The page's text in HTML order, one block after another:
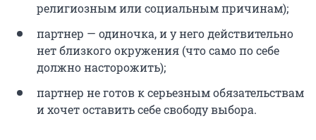
религиозным или социальным причинам);
партнер — одиночка, и у него действительно
нет близкого окружения (что само по себе
должно насторожить);
партнер не готов к серьезным обязательствам
и хочет оставить себе свободу выбора.